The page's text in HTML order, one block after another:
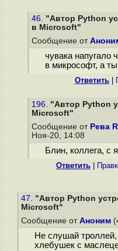
46. "Автор Python
в Microsoft"
Сообщение от
чувака напугало
в микрософт, а
Ответить
196. "Автор Python
Microsoft"
Сообщение от Рева
Ноя-20, 14:08
Блин, коллега, с
Ответить
47. "Автор Python
Microsoft"
Сообщение от Аноним
Не слушай
хлебушек с